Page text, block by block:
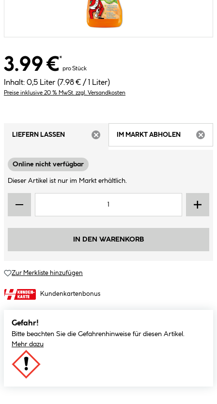
3.99 €*
pro Stück
Inhalt: 0,5 Liter (7.98 € / 1 Liter)
Preise inklusive 20 % MwSt. zzgl. Versandkosten
LIEFERN LASSEN
IM MARKT ABHOLEN
Online nicht verfügbar
Dieser Artikel ist nur im Markt erhältlich.
IN DEN WARENKORB
Zur Merkliste hinzufügen
Kundenkartenbonus
Gefahr!
Bitte beachten Sie die Gefahrenhinweise für diesen Artikel.
Mehr dazu